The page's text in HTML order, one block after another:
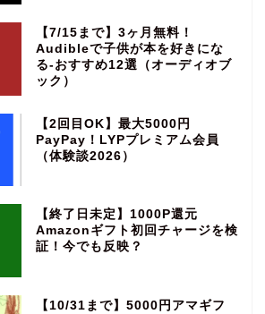
【7/15まで】3ヶ月無料！
Audibleで子供が本を好きにな
る‐おすすめ12選（オーディオブ
ック）
【2回目OK】最大5000円
PayPay！LYPプレミアム会員
（体験談2026）
【終了日未定】1000P還元
Amazonギフト初回チャージを検
証！今でも反映？
【10/31まで】5000円アマギフ